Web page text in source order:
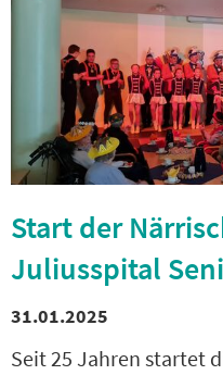
Start der
Juliusspital
31.01.2025
Seit 25 Jahren startet